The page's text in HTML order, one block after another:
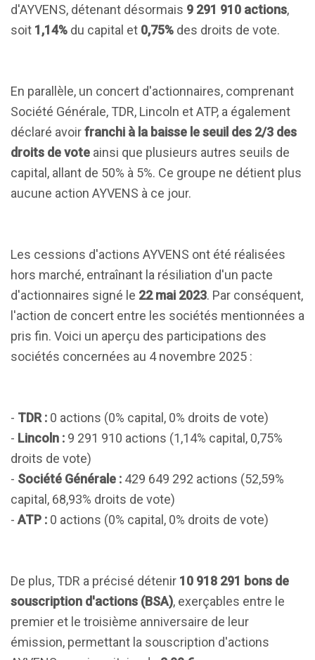
d'AYVENS, détenant désormais 9 291 910 actions,
soit 1,14% du capital et 0,75% des droits de vote.
En parallèle, un concert d'actionnaires, comprenant
Société Générale, TDR, Lincoln et ATP, a également
déclaré avoirfranchi à la baisse le seuil des 2/3 des
droits de vote ainsi que plusieurs autres seuils de
capital, allant de 50% à 5%. Ce groupe ne détient plus
aucune action AYVENS à ce jour.
Les cessions d'actions AYVENS ont été réalisées
hors marché, entraînant la résiliation d'un pacte
d'actionnaires signé le 22 mai 2023. Par conséquent,
l'action de concert entre les sociétés mentionnées a
pris fin. Voici un aperçu des participations des
sociétés concernées au 4 novembre 2025 :
- TDR : 0 actions (0% capital, 0% droits de vote)
- Lincoln : 9 291 910 actions (1,14% capital, 0,75%
droits de vote)
- Société Générale : 429 649 292 actions (52,59%
capital, 68,93% droits de vote)
- ATP : 0 actions (0% capital, 0% droits de vote)
De plus, TDR a précisé détenir 10 918 291 bons de
souscription d'actions (BSA), exerçables entre le
premier et le troisième anniversaire de leur
émission, permettant la souscription d'actions